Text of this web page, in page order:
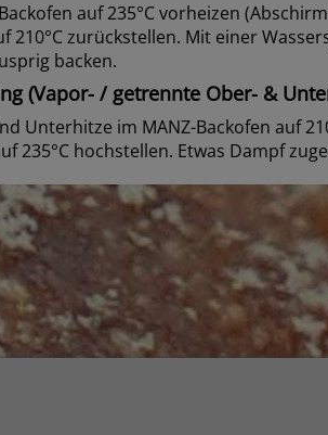
auf 235°C vorheizen
210°C zurückstellen. Mit einer
backen.
(Vapor- / getrennte Ober- &
Unterhitze im MANZ-Backofen auf
235°C hochstellen. Etwas Dampf